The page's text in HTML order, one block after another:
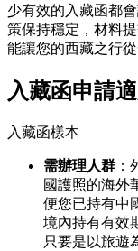
少有效的入藏函都
策保持穩定，材料
能讓您的西藏之行
入藏函申請
入藏函樣本
需辦理人群
國護照的海外
便您已持有中
境內持有有效
只要是以旅遊